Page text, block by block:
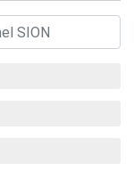
orphelins risquent de perdre leur maman
6 enfants, victime de violences...
dans un appartement insalubre